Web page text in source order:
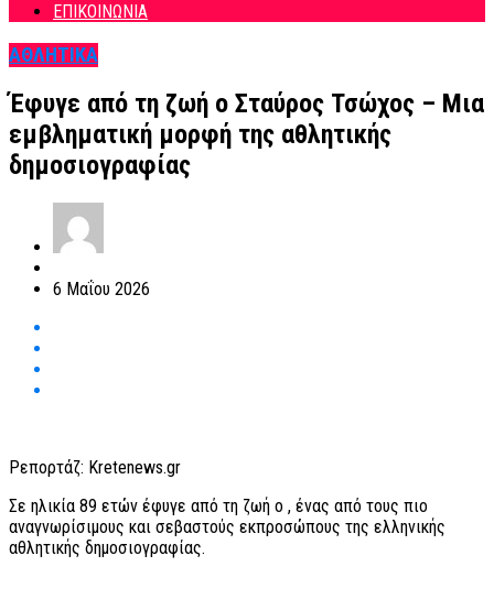
ΕΠΙΚΟΙΝΩΝΙΑ
ΑΘΛΗΤΙΚΑ
Έφυγε από τη ζωή ο Σταύρος Τσώχος – Μια
εμβληματική μορφή της αθλητικής
δημοσιογραφίας
6 Μαΐου 2026
Ρεπορτάζ: Kretenews.gr
Σε ηλικία 89 ετών έφυγε από τη ζωή ο , ένας από τους πιο
αναγνωρίσιμους και σεβαστούς εκπροσώπους της ελληνικής
αθλητικής δημοσιογραφίας.